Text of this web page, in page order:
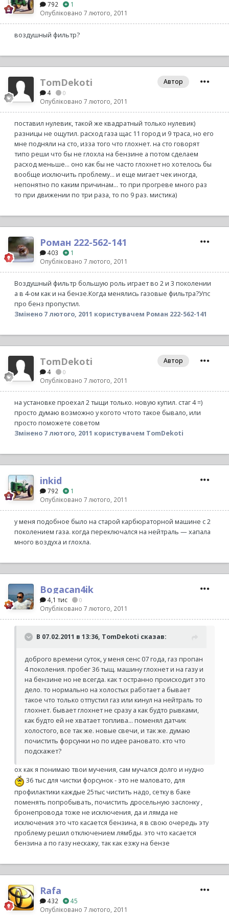
792
1
Опубліковано 7 лютого, 2011
воздушный фильтр?
TomDekoti
4 0
Опубліковано 7 лютого, 2011
Автор
поставил нулевик, такой же квадратный только нулевик)
разницы не ощутил. расход газа щас 11 город и 9 траса, но его
мне подняли на сто, изза того что глохнет. на сто говорят
типо реши что бы не глохла на бензине а потом сделаем
расход меньше... оно как бы не часто глохнет но хотелось бы
вообще исключить проблему... и еще мигает чек иногда,
непонятно по каким причинам... то при прогреве много раз
то при движении по три раза, то по 9 раз. мистика)
Роман 222-562-141
403
1
Опубліковано 7 лютого, 2011
Воздушный фильтр большую роль играет во 2 и 3 поколении
а в 4-ом как и на бензе.Когда менялись газовые фильтра?Упс
про бенз пропустил.
Змінено 7 лютого, 2011 користувачем Роман 222-562-141
TomDekoti
4 0
Опубліковано 7 лютого, 2011
Автор
на установке проехал 2 тыщи только. новую купил. стаг 4 =)
просто думаю возможно у когото чтото такое бывало, или
просто поможете советом
Змінено 7 лютого, 2011 користувачем TomDekoti
inkid
792
1
Опубліковано 7 лютого, 2011
у меня подобное было на старой карбюраторной машине с 2
поколением газа. когда переключался на нейтраль — хапала
много воздуха и глохла.
Bogacan4ik
4,1 тис 0
Опубліковано 7 лютого, 2011
В 07.02.2011 в 13:36, TomDekoti сказав:
доброго времени суток, у меня сенс 07 года, газ пропан
4 поколения. пробег 36 тыщ. машину глохнет и на газу и
на бензине но не всегда. как т остранно происходит это
дело. то нормально на холостых работает а бывает
такое что только отпустил газ или кинул на нейтраль то
глохнет. бывает глохнет не сразу а как будто рывками,
как будто ей не хватает топлива... поменял датчик
холостого, все так же. новые свечи, и так же. думаю
почистить форсунки но по идее рановато. кто что
подскажет?
ох как я понимаю твои мучения, сам мучался долго и нудно
36 тыс для чистки форсунок - это не маловато, для
профилактики каждые 25тыс чистить надо, сетку в баке
поменять попробывать, почистить дросельную заслонку ,
бронепровода тоже не исключения, да и лямда не
исключения это что касается бензина, я в свою очередь эту
проблему решил отключением лямбды. это что касается
бензина а по газу нескажу, так как езжу на бензе
Rafa
432
45
Опубліковано 7 лютого, 2011